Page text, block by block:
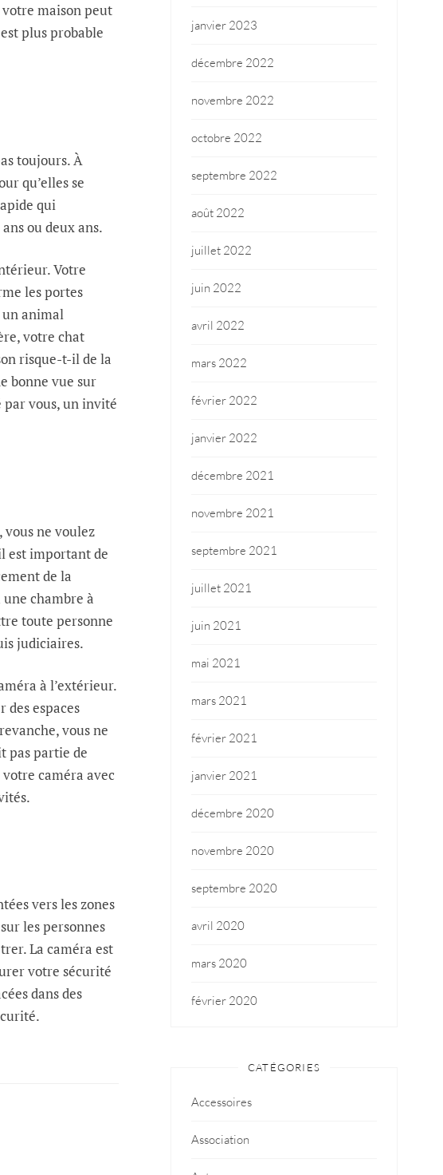
maison peut
plus probable
toujours. À
qu’elles se
qui
ou deux ans.
Votre
les portes
un animal
votre chat
risque-t-il de la
bonne vue sur
par vous, un invité
ne voulez
est important de
de la
chambre à
toute personne
judiciaires.
à l’extérieur.
des espaces
vous ne
pas partie de
caméra avec
vers les zones
les personnes
La caméra est
votre sécurité
dans des
janvier 2023
décembre 2022
novembre 2022
octobre 2022
septembre 2022
août 2022
juillet 2022
juin 2022
avril 2022
mars 2022
février 2022
janvier 2022
décembre 2021
novembre 2021
septembre 2021
juillet 2021
juin 2021
mai 2021
mars 2021
février 2021
janvier 2021
décembre 2020
novembre 2020
septembre 2020
avril 2020
mars 2020
février 2020
CATÉGORIES
Accessoires
Association